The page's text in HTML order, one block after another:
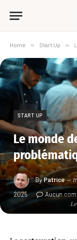
Home » Start Up »
START UP
Le monde
ByPatrice
2025
Aucun